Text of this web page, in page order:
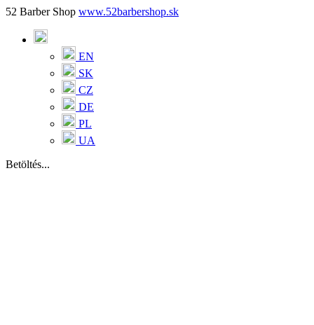
52 Barber Shop www.52barbershop.sk
EN
SK
CZ
DE
PL
UA
Betöltés...